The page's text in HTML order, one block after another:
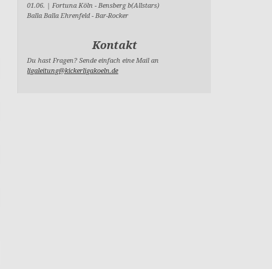
01.06. | Fortuna Köln-Bensberg b(Allstars)
Balla Balla Ehrenfeld-Bar-Rocker
Kontakt
Du hast Fragen? Sende einfach eine Mail an
ligaleitung@kickerligakoeln.de